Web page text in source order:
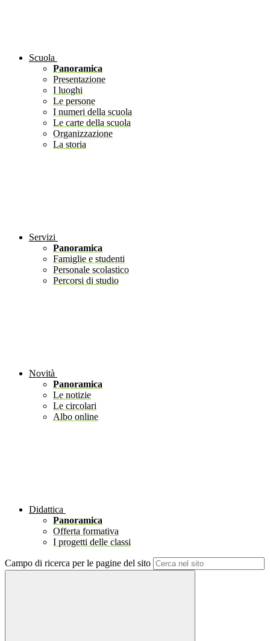
Scuola
Panoramica
Presentazione
I luoghi
Le persone
I numeri della scuola
Le carte della scuola
Organizzazione
La storia
Servizi
Panoramica
Famiglie e studenti
Personale scolastico
Percorsi di studio
Novità
Panoramica
Le notizie
Le circolari
Albo online
Didattica
Panoramica
Offerta formativa
I progetti delle classi
Campo di ricerca per le pagine del sito